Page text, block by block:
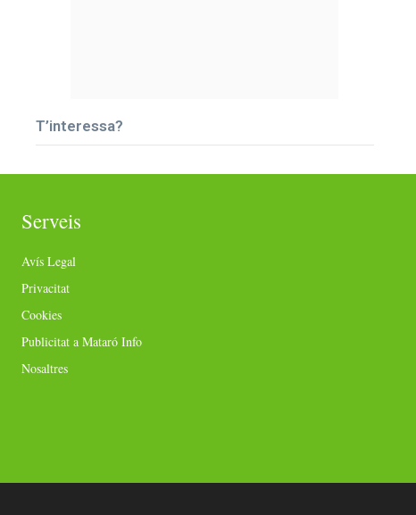
T’interessa?
Serveis
Avís Legal
Privacitat
Cookies
Publicitat a Mataró Info
Nosaltres